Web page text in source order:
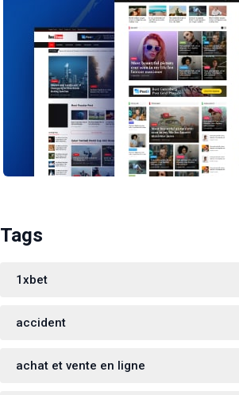
Tags
1xbet
accident
achat et vente en ligne